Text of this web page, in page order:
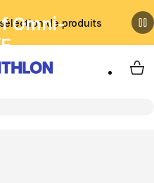
de produits
My
Omni-